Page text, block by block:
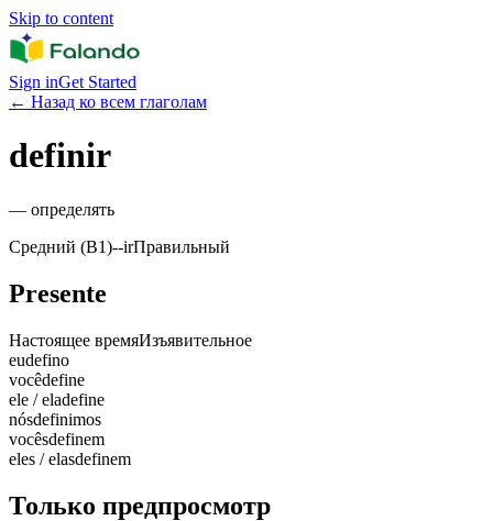
Skip to content
Sign inGet Started
← Назад ко всем глаголам
definir
— определять
Средний (B1)--irПравильный
Presente
Настоящее времяИзъявительное
eudefino
vocêdefine
ele / eladefine
nósdefinimos
vocêsdefinem
eles / elasdefinem
Только предпросмотр